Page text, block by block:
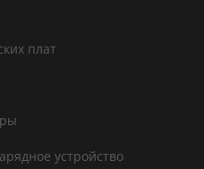
плат
устройство